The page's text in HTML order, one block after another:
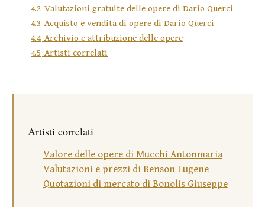
4.2 Valutazioni gratuite delle opere di Dario Querci
4.3 Acquisto e vendita di opere di Dario Querci
4.4 Archivio e attribuzione delle opere
4.5 Artisti correlati
Artisti correlati
Valore delle opere di Mucchi Antonmaria
Valutazioni e prezzi di Benson Eugene
Quotazioni di mercato di Bonolis Giuseppe